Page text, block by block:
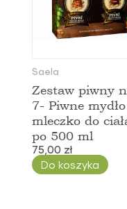
Saela
Zestaw piwny
7- Piwne
mleczko do
po 500 ml
75,00 zł
Do koszyka